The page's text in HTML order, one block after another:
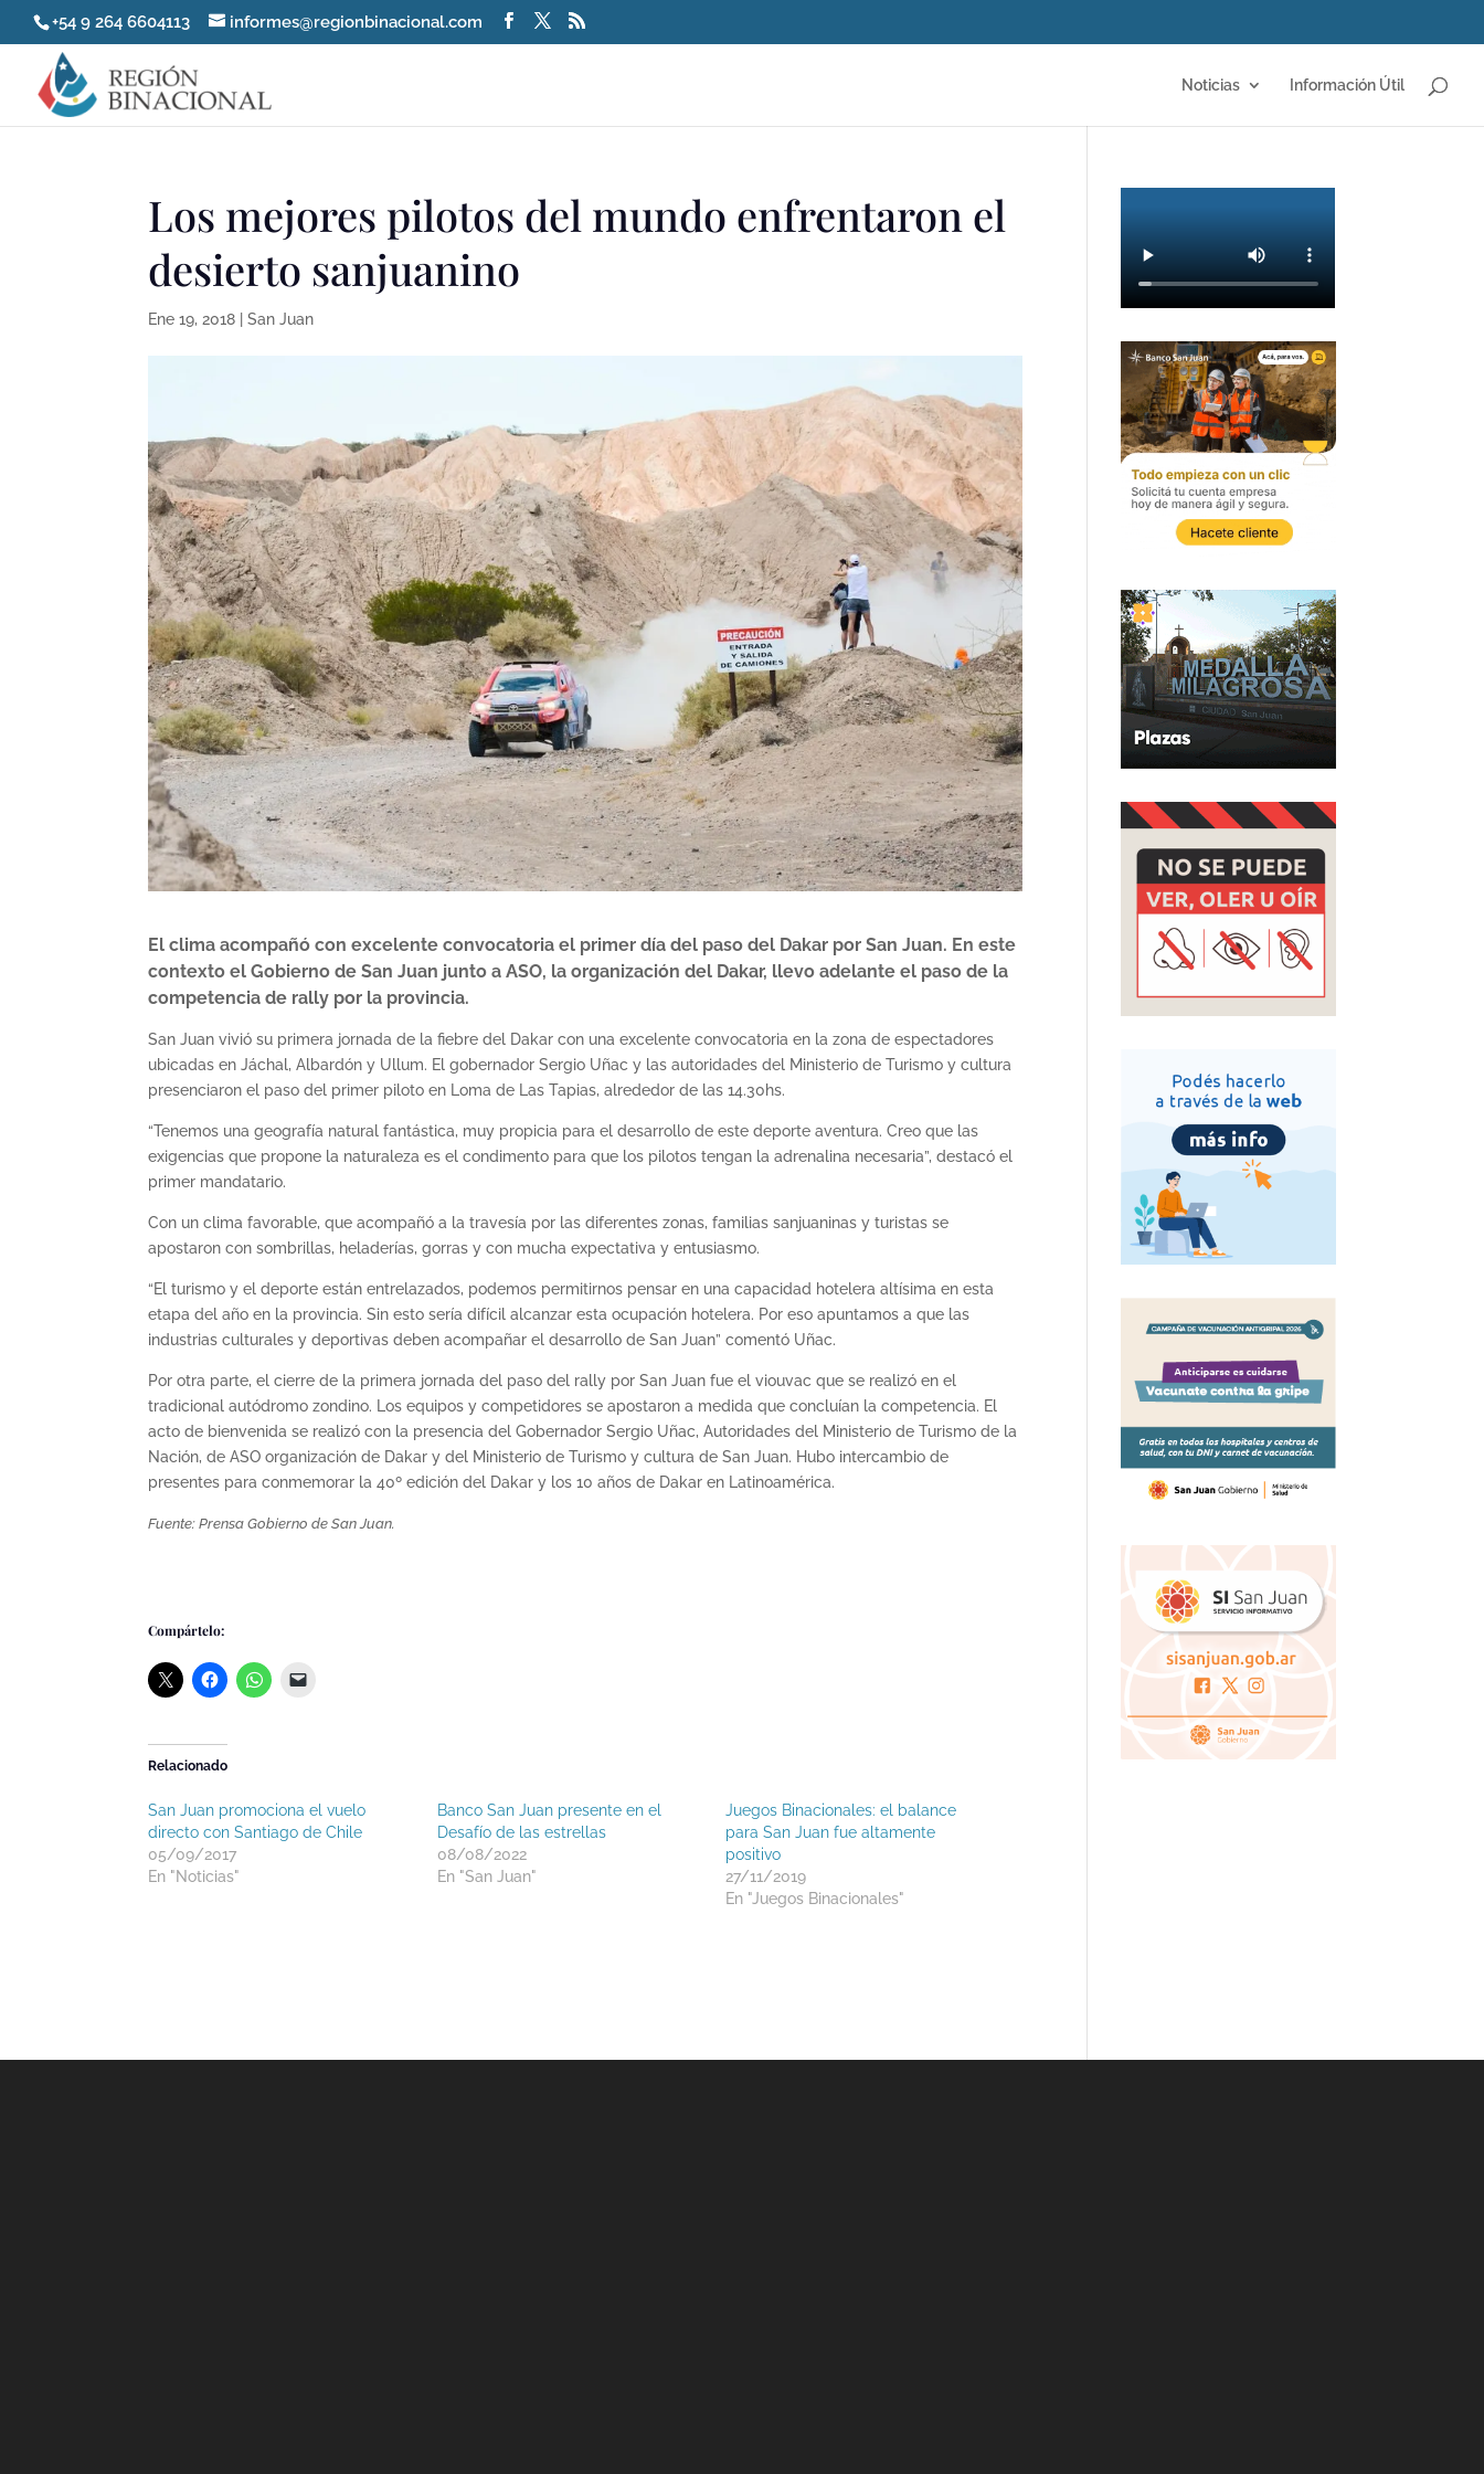
+54 9 264 6604113 informes@regionbinacional.com
Noticias Información Útil
Los mejores pilotos del mundo enfrentaron el
desierto sanjuanino
Ene 19, 2018 |San Juan
El clima acompañó con excelente convocatoria el primer día del paso del Dakar por San Juan. En este
contexto el Gobierno de San Juan junto a ASO, la organización del Dakar, llevo adelante el paso de la
competencia de rally por la provincia.
San Juan vivió su primera jornada de la fiebre del Dakar con una excelente convocatoria en la zona de espectadores
ubicadas en Jáchal, Albardón y Ullum. El gobernador Sergio Uñac y las autoridades del Ministerio de Turismo y cultura
presenciaron el paso del primer piloto en Loma de Las Tapias, alrededor de las 14.30hs.
“Tenemos una geografía natural fantástica, muy propicia para el desarrollo de este deporte aventura. Creo que las
exigencias que propone la naturaleza es el condimento para que los pilotos tengan la adrenalina necesaria”, destacó el
primer mandatario.
Con un clima favorable, que acompañó a la travesía por las diferentes zonas, familias sanjuaninas y turistas se
apostaron con sombrillas, heladerías, gorras y con mucha expectativa y entusiasmo.
“El turismo y el deporte están entrelazados, podemos permitirnos pensar en una capacidad hotelera altísima en esta
etapa del año en la provincia. Sin esto sería difícil alcanzar esta ocupación hotelera. Por eso apuntamos a que las
industrias culturales y deportivas deben acompañar el desarrollo de San Juan” comentó Uñac.
Por otra parte, el cierre de la primera jornada del paso del rally por San Juan fue el viouvac que se realizó en el
tradicional autódromo zondino. Los equipos y competidores se apostaron a medida que concluían la competencia. El
acto de bienvenida se realizó con la presencia del Gobernador Sergio Uñac, Autoridades del Ministerio de Turismo de la
Nación, de ASO organización de Dakar y del Ministerio de Turismo y cultura de San Juan. Hubo intercambio de
presentes para conmemorar la 40º edición del Dakar y los 10 años de Dakar en Latinoamérica.
Fuente: Prensa Gobierno de San Juan.
Compártelo:
Relacionado
San Juan promociona el vuelo
directo con Santiago de Chile
05/09/2017
En "Noticias"
Banco San Juan presente en el
Desafío de las estrellas
08/08/2022
En "San Juan"
Juegos Binacionales: el balance
para San Juan fue altamente
positivo
27/11/2019
En "Juegos Binacionales"